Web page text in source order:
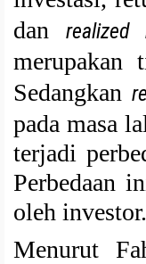
danrealized
Sedangkan
pada masa
terjadi
Perbedaan
oleh investor.
Menurut